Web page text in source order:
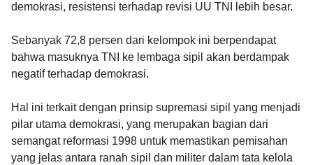
demokrasi, resistensi terhadap revisi UU TNI lebih besar.
Sebanyak 72,8 persen dari kelompok ini berpendapat
bahwa masuknya TNI ke lembaga sipil akan berdampak
negatif terhadap demokrasi.
Hal ini terkait dengan prinsip supremasi sipil yang menjadi
pilar utama demokrasi, yang merupakan bagian dari
semangat reformasi 1998 untuk memastikan pemisahan
yang jelas antara ranah sipil dan militer dalam tata kelola